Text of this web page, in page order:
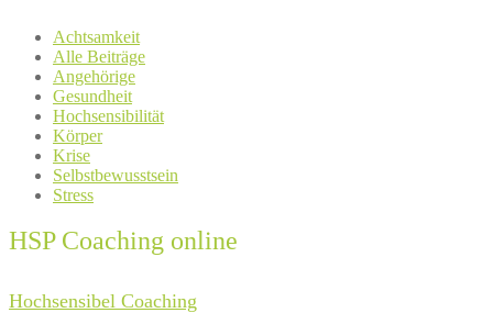
Achtsamkeit
Alle Beiträge
Angehörige
Gesundheit
Hochsensibilität
Körper
Krise
Selbstbewusstsein
Stress
HSP Coaching online
Hochsensibel Coaching